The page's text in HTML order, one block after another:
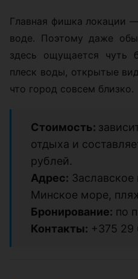
Главная фишка локации
воде. Поэтому даже
здесь ощущается чуть
плеск воды, открытые
что город совсем близко.
Стоимость:
отдыха и
рублей.
Адрес:
Минское море,
Бронирование: по
Контакты: +375 29